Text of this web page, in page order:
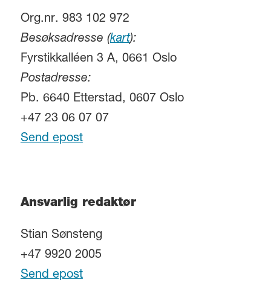
Org.nr. 983 102 972
Besøksadresse (kart):
Fyrstikkalléen 3 A, 0661 Oslo
Postadresse:
Pb. 6640 Etterstad, 0607 Oslo
+47 23 06 07 07
Send epost
Ansvarlig redaktør
Stian Sønsteng
+47 9920 2005
Send epost